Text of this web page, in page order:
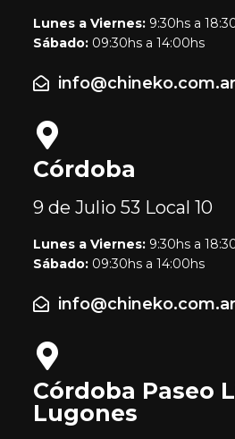
Lunes a Viernes: 9:30hs a
Sábado: 09:30hs a 14:00hs
info@chineko.com.ar
Córdoba
9 de Julio 53 Local 10
Lunes a Viernes: 9:30hs a
Sábado: 09:30hs a 14:00hs
info@chineko.com.ar
Córdoba Paseo
Lugones